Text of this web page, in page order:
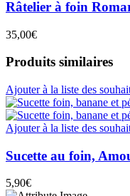
Râtelier à foin
35,00€
Produits similaires
Ajouter à la liste des
Ajouter à la liste des
Sucette au foin,
5,90€